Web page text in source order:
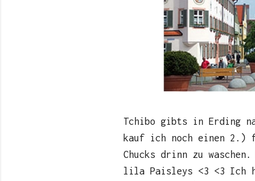
Tchibo gibts in Erding
kauf ich noch einen 2.)
Chucks drinn zu
lila Paisleys <3 <3 Ich